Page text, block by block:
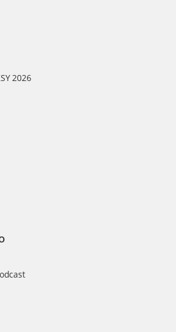
2026